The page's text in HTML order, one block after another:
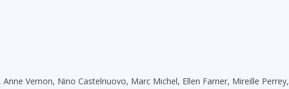
Vernon, Nino Castelnuovo, Marc Michel, Ellen Farner, Mireille Perrey,